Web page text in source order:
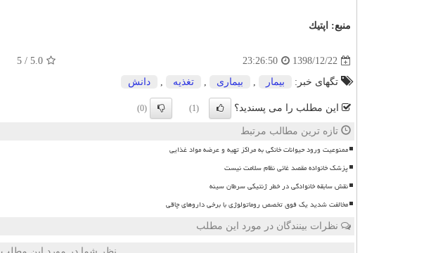
منبع: اپتیك
1398/12/22
23:26:50
5.0
/
5
تگهای خبر: بیمار , بیماری , تغذیه , دانش
این مطلب را می پسندید؟ (1)
(0)
تازه ترین مطالب مرتبط
ممنوعیت ورود حیوانات خانگی به مراکز تهیه و عرضه مواد غذایی
پزشک خانواده مقصد غائی نظام سلامت نیست
نقش سابقه خانوادگی در خطر ژنتیکی سرطان سینه
مخالفت شدید یک فوق تخصص روماتولوژی با برخی داروهای چاقی
نظرات بینندگان در مورد این مطلب